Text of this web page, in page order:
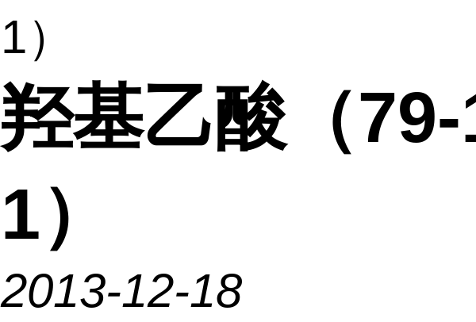
1）
羟基乙酸（
1）
2013-12-18